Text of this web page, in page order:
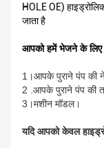
HOLE OE)
जाता है
आपको हमें भेजने के लिए
1।आपके पुराने पंप की
2 .आपके पुराने पंप की
3।मशीन मॉडल।
यदि आपको केवल